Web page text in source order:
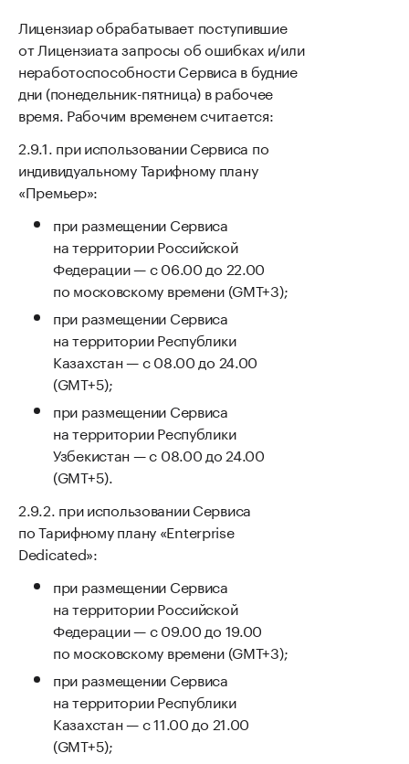
Лицензиар обрабатывает поступившие
от Лицензиата запросы об ошибках и/или
неработоспособности Сервиса в будние
дни (понедельник-пятница) в рабочее
время. Рабочим временем считается:
при использовании Сервиса по
индивидуальному Тарифному плану
«Премьер»:
при размещении Сервиса
на территории Российской
Федерации — с 06.00 до 22.00
по московскому времени (GMT+3);
при размещении Сервиса
на территории Республики
Казахстан — с 08.00 до 24.00
(GMT+5);
при размещении Сервиса
на территории Республики
Узбекистан — с 08.00 до 24.00
(GMT+5).
при использовании Сервиса
по Тарифному плану «Enterprise
Dedicated»:
при размещении Сервиса
на территории Российской
Федерации — с 09.00 до 19.00
по московскому времени (GMT+3);
при размещении Сервиса
на территории Республики
Казахстан — с 11.00 до 21.00
(GMT+5);